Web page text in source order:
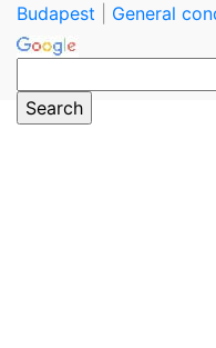
Budapest
General